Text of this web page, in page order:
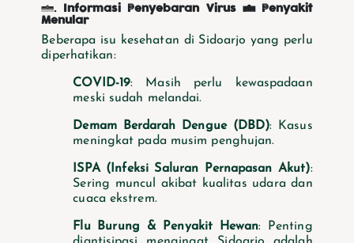
4. Informasi Penyebaran Virus & Penyakit
Menular
Beberapa isu kesehatan di Sidoarjo yang perlu
diperhatikan:
COVID-19: Masih perlu kewaspadaan
meski sudah melandai.
Demam Berdarah Dengue (DBD): Kasus
meningkat pada musim penghujan.
ISPA (Infeksi Saluran Pernapasan Akut):
Sering muncul akibat kualitas udara dan
cuaca ekstrem.
Flu Burung & Penyakit Hewan: Penting